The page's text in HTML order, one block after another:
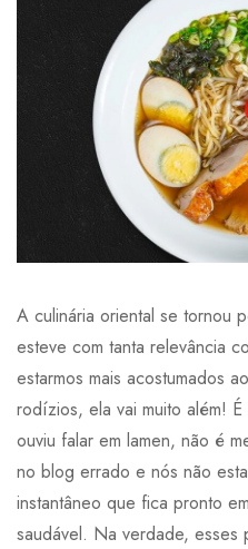
A culinária oriental se tornou
esteve com tanta relevância
estarmos mais acostumados
rodízios, ela vai muito além!
ouviu falar em lamen, não é
no blog errado e nós não
instantâneo que fica pronto
saudável. Na verdade, esses